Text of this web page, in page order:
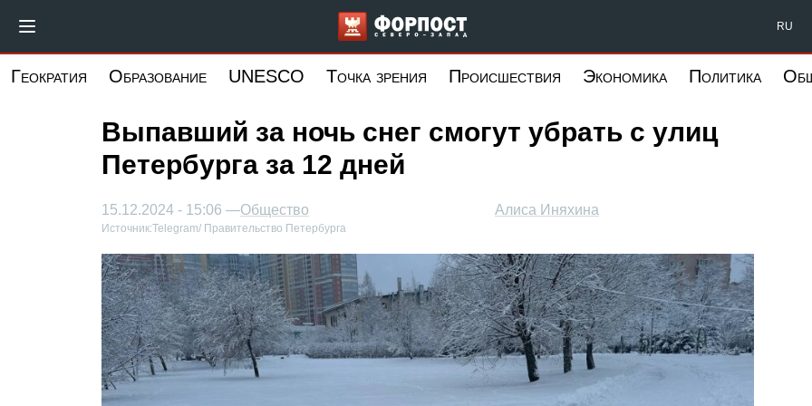
основному
Форпост Северо-Запад RU
Геократия Образование UNESCO Точка зрения Происшествия Экономика Политика
Выпавший за ночь снег смогут убрать с улиц
Петербурга за 12 дней
Алиса Иняхина
15.12.2024 - 15:06 —Общество
Источник:Telegram/ Правительство Петербурга